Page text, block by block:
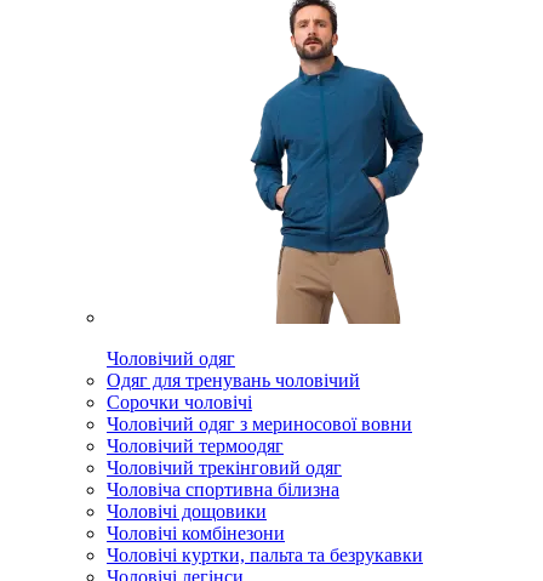
Чоловічий одяг
Одяг для тренувань чоловічий
Сорочки чоловічі
Чоловічий одяг з мериносової вовни
Чоловічий термоодяг
Чоловічий трекінговий одяг
Чоловіча спортивна білизна
Чоловічі дощовики
Чоловічі комбінезони
Чоловічі куртки, пальта та безрукавки
Чоловічі легінси